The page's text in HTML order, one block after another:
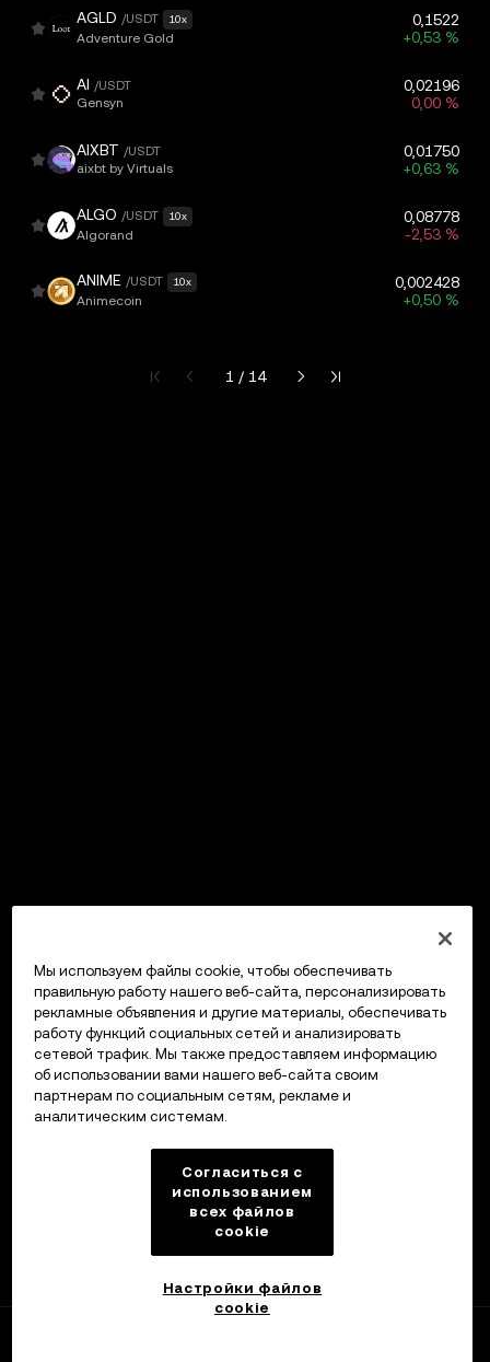
AGLD /USDT 10x
Adventure Gold
0,1522
+0,53 %
AI /USDT
Gensyn
0,02196
0,00 %
AIXBT /USDT
aixbt by Virtuals
0,01750
+0,63 %
ALGO /USDT 10x
Algorand
0,08778
-2,53 %
ANIME /USDT 10x
Animecoin
0,002428
+0,50 %
Страница 1 из 14
1 / 14
Мы используем файлы cookie, чтобы обеспечивать
правильную работу нашего веб-сайта, персонализировать
рекламные объявления и другие материалы, обеспечивать
работу функций социальных сетей и анализировать
сетевой трафик. Мы также предоставляем информацию
об использовании вами нашего веб-сайта своим
партнерам по социальным сетям, рекламе и
аналитическим системам.
Согласиться с
использованием
всех файлов
cookie
Настройки файлов
cookie